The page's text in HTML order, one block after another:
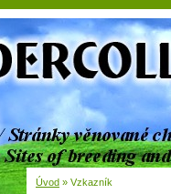
Úvod » Vzkazník